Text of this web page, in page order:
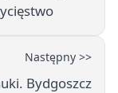
Następny >>
Bydgoszcz